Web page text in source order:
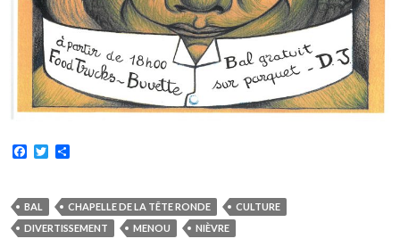
F
e
b
o
o
T
t
e
r
t
a
g
e
BAL CHAPELLE DE LA TÊTE RONDE
CULTURE
DIVERTISSEMENT
MENOU NIÈVRE